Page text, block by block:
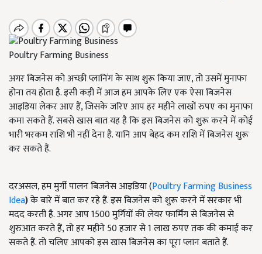
Poultry Farming Business
अगर बिजनेस को अच्छी प्लानिंग के साथ शुरू किया जाए, तो उसमें मुनाफा
होना तय होता है. इसी कड़ी में आज हम आपके लिए एक ऐसा बिजनेस
आइडिया लेकर आए हैं, जिसके जरिए आप हर महीने लाखों रुपए का मुनाफा
कमा सकते हैं. सबसे खास बात यह है कि इस बिजनेस को शुरू करने में कोई
भारी भरकम राशि भी नहीं देना है. यानि आप बेहद कम राशि में बिजनेस शुरू
कर सकते हैं.
दरअसल, हम मुर्गी पालन बिजनेस आइडिया (Poultry Farming Business
Idea)के बारे में बात कर रहे हैं. इस बिजनेस को शुरू करने में सरकार भी
मदद करती है. अगर आप 1500 मुर्गियों की लेयर फार्मिंग से बिजनेस से
शुरुआत करते हैं, तो हर महीने 50 हजार से 1 लाख रुपए तक की कमाई कर
सकते हैं. तो चलिए आपको इस खास बिजनेस का पूरा प्लान बताते हैं.